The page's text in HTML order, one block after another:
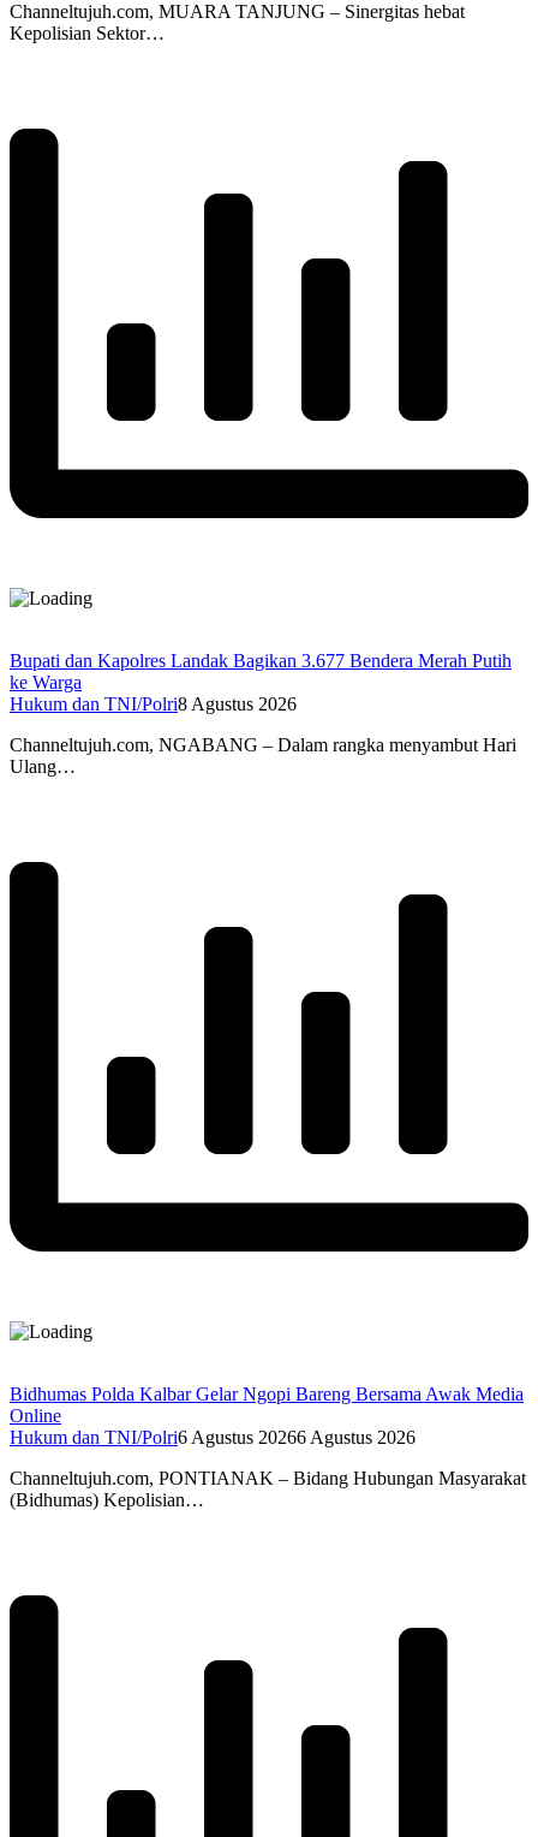
Channeltujuh.com, MUARA TANJUNG – Sinergitas hebat
Kepolisian Sektor…
Bupati dan Kapolres Landak Bagikan 3.677 Bendera Merah Putih
ke Warga
Hukum dan TNI/Polri8 Agustus 2026
Channeltujuh.com, NGABANG – Dalam rangka menyambut Hari
Ulang…
Bidhumas Polda Kalbar Gelar Ngopi Bareng Bersama Awak Media
Online
Hukum dan TNI/Polri6 Agustus 20266 Agustus 2026
Channeltujuh.com, PONTIANAK – Bidang Hubungan Masyarakat
(Bidhumas) Kepolisian…